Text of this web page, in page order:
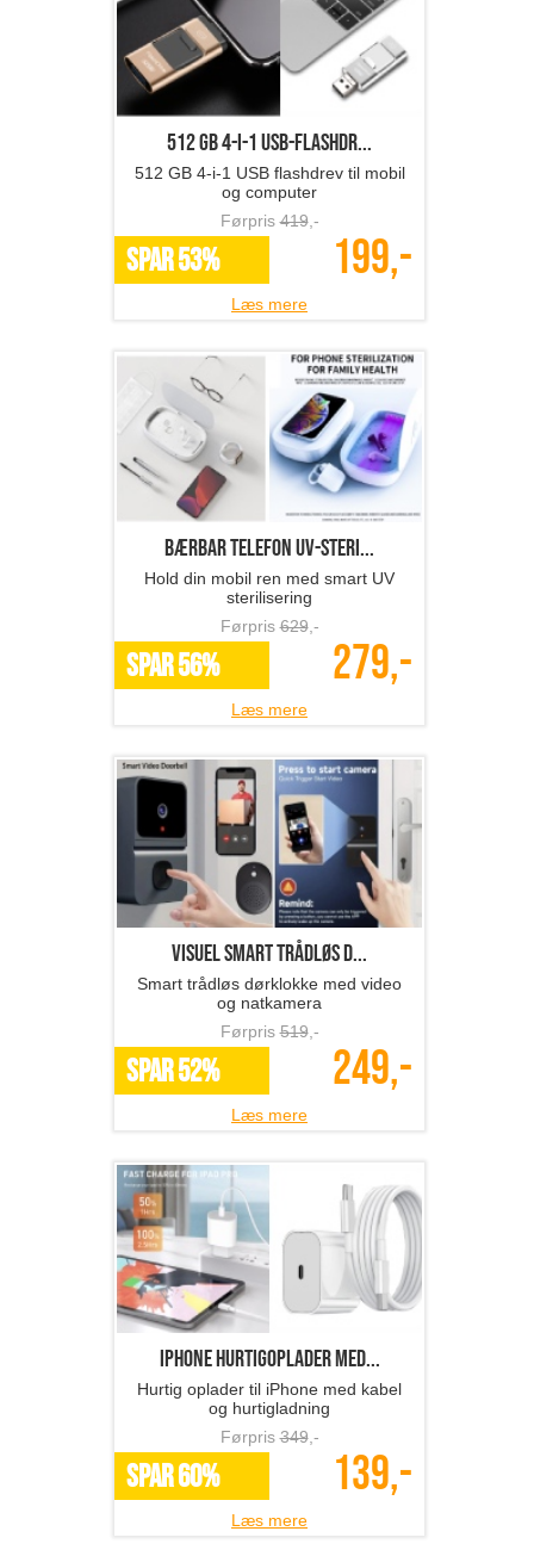
512 GB 4-i-1 USB-flashdr...
512 GB 4-i-1 USB flashdrev til mobil
og computer
Førpris419,-
SPAR 53% 199,-
Læs mere
Bærbar telefon UV-steri...
Hold din mobil ren med smart UV
sterilisering
Førpris629,-
SPAR 56% 279,-
Læs mere
Visuel smart trådløs d...
Smart trådløs dørklokke med video
og natkamera
Førpris519,-
SPAR 52% 249,-
Læs mere
iPhone hurtigoplader med...
Hurtig oplader til iPhone med kabel
og hurtigladning
Førpris349,-
SPAR 60% 139,-
Læs mere